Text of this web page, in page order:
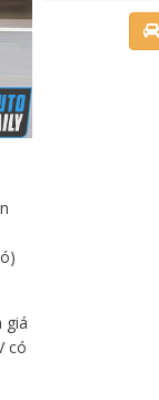
giá
có